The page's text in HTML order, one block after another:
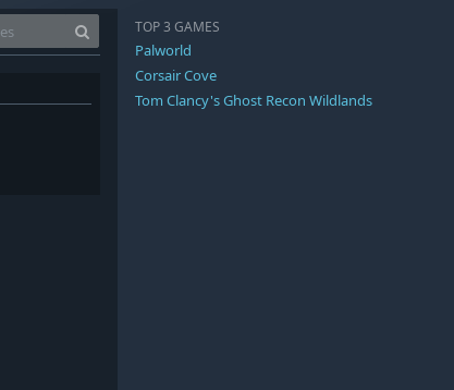
TOP 3 GAMES
Palworld
Corsair Cove
Tom Clancy's Ghost Recon Wildlands